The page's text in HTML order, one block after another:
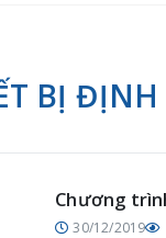
BỊ
Chương
30/12/2019